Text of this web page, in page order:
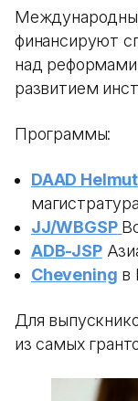
финансируют
над
развитием
Программы:
DAAD
JJ/WBGSP
ADB-JSP
Chevening в
Для
из самых